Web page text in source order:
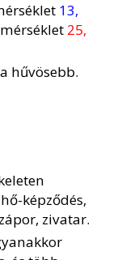
13,
25,
hűvösebb.
képződés,
zivatar.